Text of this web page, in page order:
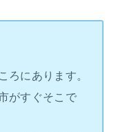
ろにあります。
がすぐそこで